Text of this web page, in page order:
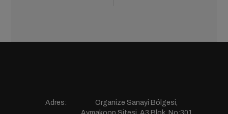
Adres:
Organize Sanayi Bölgesi,